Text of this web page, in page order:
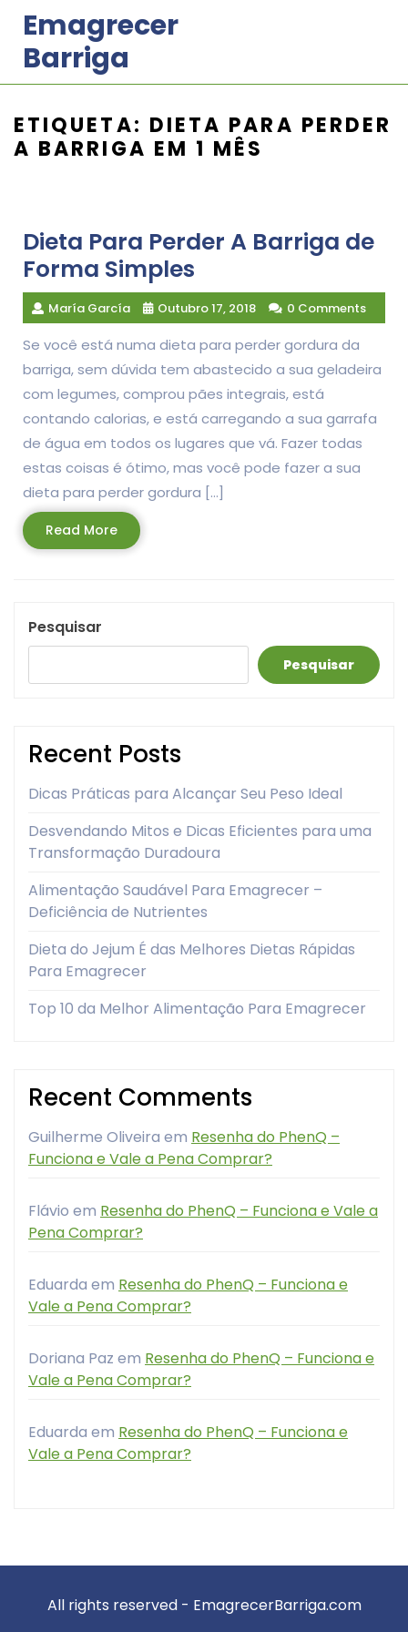
content
Emagrecer
Barriga
ETIQUETA: DIETA PARA PERDER
A BARRIGA EM 1 MÊS
Dieta Para Perder A Barriga de
Forma Simples
María García Outubro 17, 2018 0 Comments
Se você está numa dieta para perder gordura da
barriga, sem dúvida tem abastecido a sua geladeira
com legumes, comprou pães integrais, está
contando calorias, e está carregando a sua garrafa
de água em todos os lugares que vá. Fazer todas
estas coisas é ótimo, mas você pode fazer a sua
dieta para perder gordura […]
Read MoreRead
More
Pesquisar
Pesquisar
Recent Posts
Dicas Práticas para Alcançar Seu Peso Ideal
Desvendando Mitos e Dicas Eficientes para uma
Transformação Duradoura
Alimentação Saudável Para Emagrecer –
Deficiência de Nutrientes
Dieta do Jejum É das Melhores Dietas Rápidas
Para Emagrecer
Top 10 da Melhor Alimentação Para Emagrecer
Recent Comments
Guilherme Oliveira em Resenha do PhenQ –
Funciona e Vale a Pena Comprar?
Flávio em Resenha do PhenQ – Funciona e Vale a
Pena Comprar?
Eduarda em Resenha do PhenQ – Funciona e
Vale a Pena Comprar?
Doriana Paz em Resenha do PhenQ – Funciona e
Vale a Pena Comprar?
Eduarda em Resenha do PhenQ – Funciona e
Vale a Pena Comprar?
All rights reserved - EmagrecerBarriga.com